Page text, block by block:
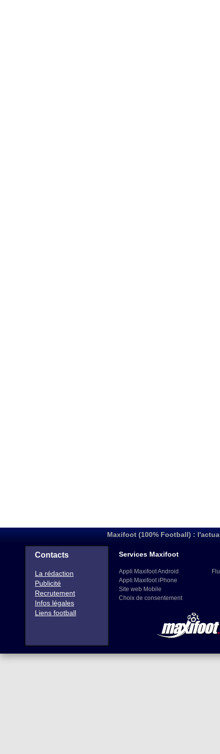
Maxifoot (100% Football) :
Contacts
La rédaction
Publicité
Recrutement
Infos légales
Liens football
Services Maxifoot
Appli Maxifoot Android
Appli Maxifoot iPhone
Site web Mobile
Choix de consentement